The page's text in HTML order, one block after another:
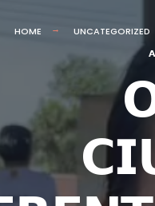
HOME UNCATEGORIZED